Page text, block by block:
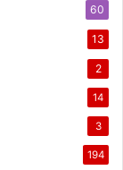
60
13
2
14
3
194